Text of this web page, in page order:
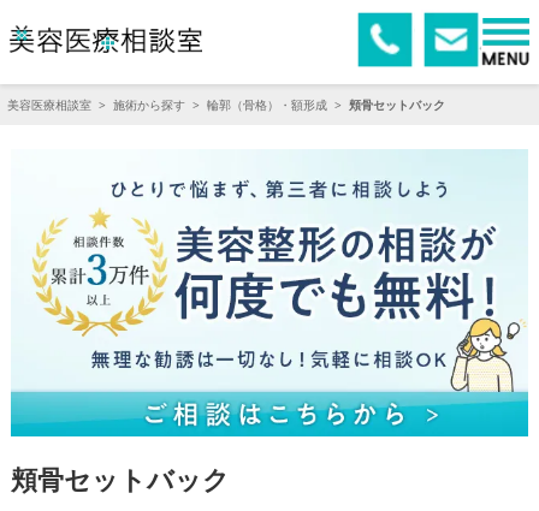
美容医療相談室 > 施術から探す > 輪郭（骨格）・額形成 > 頬骨セットバック
頬骨セットバック